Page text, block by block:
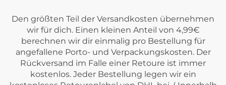
Den größten Teil der Versandkosten übernehmen
wir für dich. Einen kleinen Anteil von 4,99€
berechnen wir dir einmalig pro Bestellung für
angefallene Porto- und Verpackungskosten. Der
Rückversand im Falle einer Retoure ist immer
kostenlos. Jeder Bestellung legen wir ein